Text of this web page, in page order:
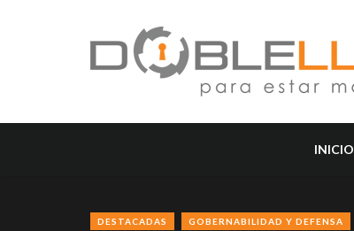
INICIO
DESTACADAS GOBERNABILIDAD Y DEFENSA